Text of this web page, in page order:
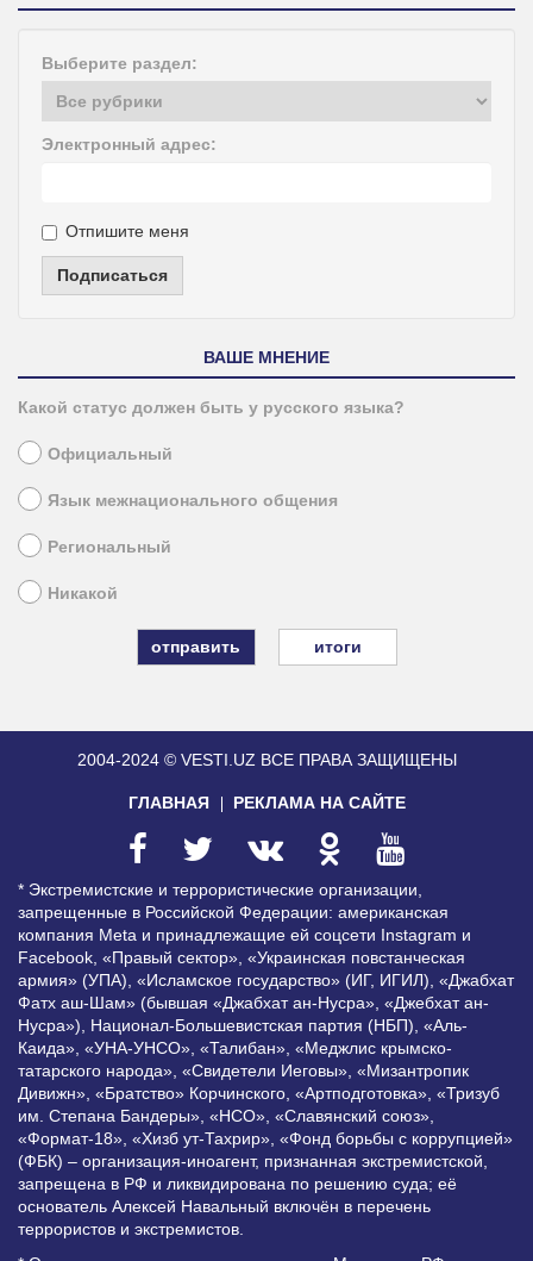
Выберите раздел:
Электронный адрес:
Отпишите меня
Подписаться
ВАШЕ МНЕНИЕ
Какой статус должен быть у русского языка?
Официальный
Язык межнационального общения
Региональный
Никакой
итоги
2004-2024 © VESTI.UZ ВСЕ ПРАВА ЗАЩИЩЕНЫ
ГЛАВНАЯ РЕКЛАМА НА САЙТЕ
* Экстремистские и террористические организации,
запрещенные в Российской Федерации: американская
компания Meta и принадлежащие ей соцсети Instagram и
Facebook, «Правый сектор», «Украинская повстанческая
армия» (УПА), «Исламское государство» (ИГ, ИГИЛ), «Джабхат
Фатх аш-Шам» (бывшая «Джабхат ан-Нусра», «Джебхат ан-
Нусра»), Национал-Большевистская партия (НБП), «Аль-
Каида», «УНА-УНСО», «Талибан», «Меджлис крымско-
татарского народа», «Свидетели Иеговы», «Мизантропик
Дивижн», «Братство» Корчинского, «Артподготовка», «Тризуб
им. Степана Бандеры», «НСО», «Славянский союз»,
«Формат-18», «Хизб ут-Тахрир», «Фонд борьбы с коррупцией»
(ФБК) – организация-иноагент, признанная экстремистской,
запрещена в РФ и ликвидирована по решению суда; её
основатель Алексей Навальный включён в перечень
террористов и экстремистов.